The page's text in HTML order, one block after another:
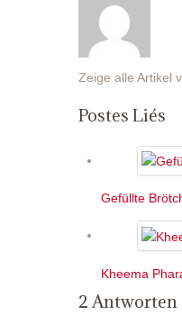
Zeige alle Artikel
Postes Liés
Gefüllte
Kheema
2 Antworten